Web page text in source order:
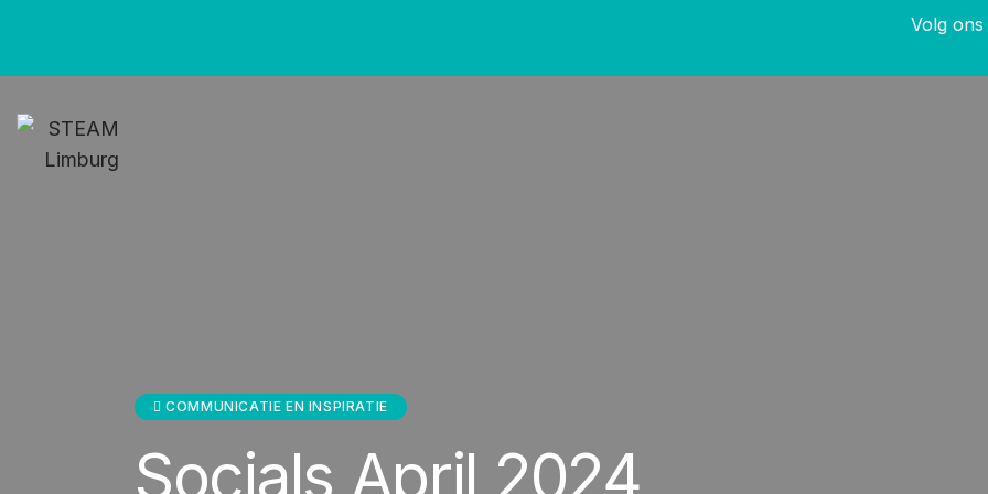
Volg ons
COMMUNICATIE EN INSPIRATIE
Socials April 2024